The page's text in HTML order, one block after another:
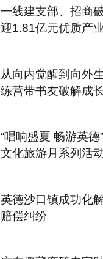
一线建支部、招商
迎1.81亿元优质产
从向内觉醒到向外
练营带书友破解成
“唱响盛夏 畅游英
文化旅游月系列活
英德沙口镇成功化
赔偿纠纷